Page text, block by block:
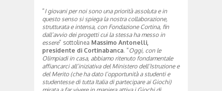
“I giovani per noi sono una priorità assoluta e in
questo senso si spiega la nostra collaborazione,
strutturata e intensa, con Fondazione Cortina, fin
dall’avvio dei progetti cui la stessa ha messo in
essere” sottolinea Massimo Antonelli,
presidente di Cortinabanca. “Oggi, con le
Olimpiadi in casa, abbiamo ritenuto fondamentale
affiancarci all’iniziativa del Ministero dell’Istruzione e
del Merito (che ha dato l’opportunità a studenti e
studentesse di tutta Italia di partecipare ai Giochi)